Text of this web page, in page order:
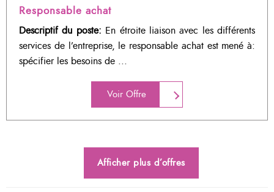
Responsable achat
Descriptif du poste: En étroite liaison avec les différents
services de l’entreprise, le responsable achat est mené à:
spécifier les besoins de ...
Voir Offre
Afficher plus d’offres